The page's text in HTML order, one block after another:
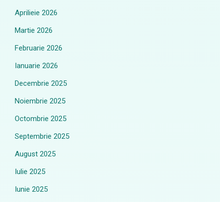
Aprilieie 2026
Martie 2026
Februarie 2026
Ianuarie 2026
Decembrie 2025
Noiembrie 2025
Octombrie 2025
Septembrie 2025
August 2025
Iulie 2025
Iunie 2025